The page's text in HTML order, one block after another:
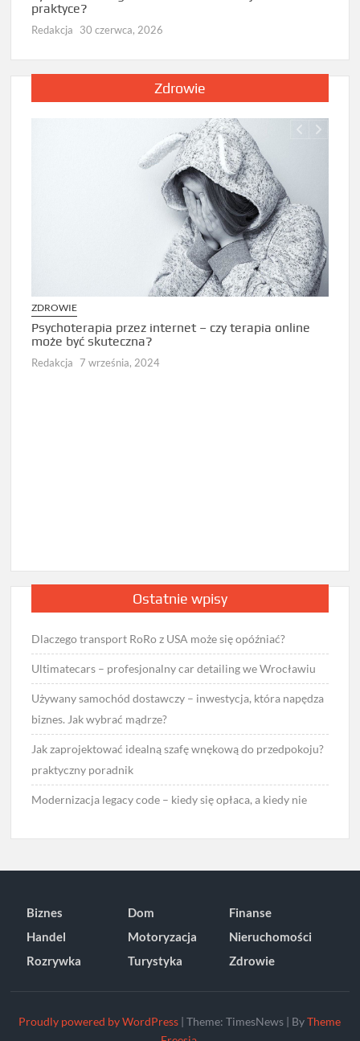
praktyce?
Redakcja 30 czerwca, 2026
Zdrowie
ZDROWIE
Psychoterapia przez internet – czy terapia online
może być skuteczna?
Redakcja 7 września, 2024
Ostatnie wpisy
Dlaczego transport RoRo z USA może się opóźniać?
Ultimatecars – profesjonalny car detailing we Wrocławiu
Używany samochód dostawczy – inwestycja, która napędza
biznes. Jak wybrać mądrze?
Jak zaprojektować idealną szafę wnękową do przedpokoju?
praktyczny poradnik
Modernizacja legacy code – kiedy się opłaca, a kiedy nie
Biznes Dom
Finanse
Handel
Motoryzacja
Nieruchomości
Rozrywka
Turystyka Zdrowie
Proudly powered by WordPress |Theme: TimesNews | ByTheme